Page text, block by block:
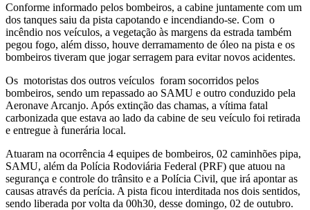
Conforme informado pelos bombeiros, a cabine juntamente com um
dos tanques saiu da pista capotando e incendiando-se. Com o
incêndio nos veículos, a vegetação às margens da estrada também
pegou fogo, além disso, houve derramamento de óleo na pista e os
bombeiros tiveram que jogar serragem para evitar novos acidentes.
Os motoristas dos outros veículos foram socorridos pelos
bombeiros, sendo um repassado ao SAMU e outro conduzido pela
Aeronave Arcanjo. Após extinção das chamas, a vítima fatal
carbonizada que estava ao lado da cabine de seu veículo foi retirada
e entregue à funerária local.
Atuaram na ocorrência 4 equipes de bombeiros, 02 caminhões pipa,
SAMU, além da Polícia Rodoviária Federal (PRF) que atuou na
segurança e controle do trânsito e a Polícia Civil, que irá apontar as
causas através da perícia. A pista ficou interditada nos dois sentidos,
sendo liberada por volta da 00h30, desse domingo, 02 de outubro.